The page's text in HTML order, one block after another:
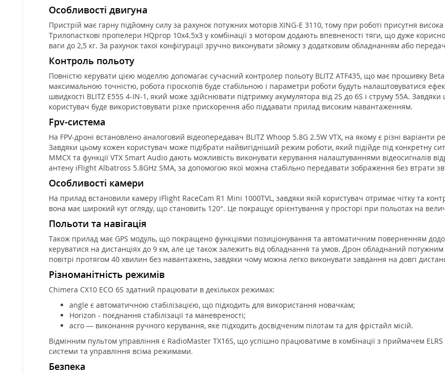
Особливості двигуна
Пристрій має гарну підйомну силу за рахунок потужних моторів XING-E 3110, тому при роботі присутня висока
Трилопасткові пропелери HQprop 10x4.5x3 у комбінації з мотором додають впевненості тяги, що дуже
ваги до 2,5 кг. За рахунок такої конфігурації зручно виконувати зйомку з додатковим обладнанням або
Контроль польоту
Повністю керувати цією моделлю допомагає сучасний контролер польоту BLITZ ATF435, що має прошивку
максимальною точністю, робота гіроскопів буде стабільною і параметри роботи будуть налаштовуватися
швидкості BLITZ E55S 4-IN-1, який може здійснювати підтримку акумулятора від 2S до 6S і струму 55A.
користувач буде використовувати різке прискорення або піддавати прилад високим навантаженням.
Fpv-система
На FPV-дроні встановлено аналоговий відеопередавач BLITZ Whoop 5.8G 2.5W VTX, на якому є різні варіанти
Завдяки цьому кожен користувач може підібрати найвигідніший режим роботи, який підійде під конкретну
ММСХ та функції VTX Smart Audio дають можливість виконувати керування налаштуваннями відеосигналів
антену iFlight Albatross 5.8GHz SMA, за допомогою якої можна стабільно передавати зображення без втрати
Особливості камери
На прилад встановили камеру iFlight RaceCam R1 Mini 1000TVL, завдяки якій користувач отримає чітку та
вона має широкий кут огляду, що становить 120°. Це покращує орієнтування у просторі при польотах на
Польоти та навігація
Також прилад має GPS модуль, що покращено функціями позиціонування та автоматичним поверненням
керуватися на дистанціях до 9 км, але це також залежить від обладнання та умов. Дрон обладнаний
повітрі протягом 40 хвилин без навантажень, завдяки чому можна легко виконувати завдання на довгі
Різноманітність режимів
Chimera CX10 ECO 6S здатний працювати в декількох режимах:
angle є автоматичною стабілізацією, що підходить для використання новачкам;
Horizon - поєднання стабілізації та маневреності;
acro — виконання ручного керування, яке підходить досвідченим пілотам та для фрістайл місій.
Відмінним пультом управління є RadioMaster TX16S, що успішно працюватиме в комбінації з приймачем
системи та управління всіма режимами.
Безпека